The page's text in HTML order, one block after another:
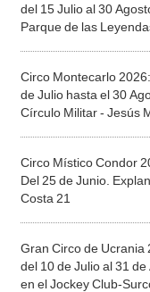
del 15 Julio al 30
Parque de las
Circo Montecarlo
de Julio hasta el 30
Círculo Militar - Jesús
Circo Místico Condor
Del 25 de Junio.
Costa 21
Gran Circo de Ucrania
del 10 de Julio al 31 de
en el Jockey Club-